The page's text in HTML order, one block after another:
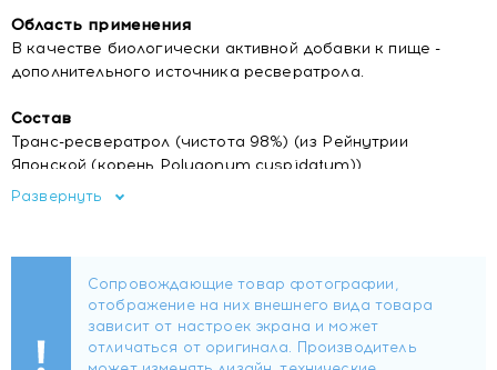
Область применения
В качестве биологически активной добавки к пище -
дополнительного источника ресвератрола.
Состав
Транс-ресвератрол (чистота 98%) (из Рейнутрии
Японской (корень Polygonum cuspidatum)),
микрокристаллическая целлюлоза (эмульгатор E460),
Форма выпуска
Капсулы по 550 мг.
1 капсула (рекомендуемая суточная доза) содержит:
Развернуть